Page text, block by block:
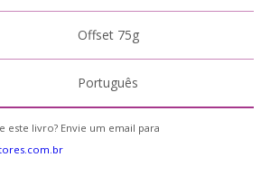
Offset 75g
Português
este livro? Envie um email para